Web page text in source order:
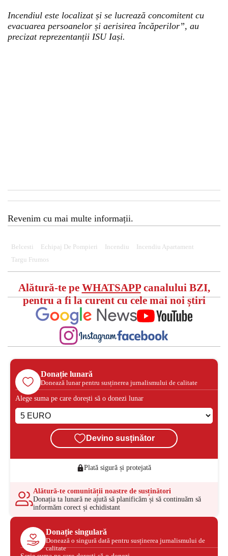
Incendiul este localizat și se lucrează concomitent cu
evacuarea persoanelor și aerisirea încăperilor”, au
precizat reprezentanții ISU Iași.
Revenim cu mai multe informații.
Belcesti Echipaj De Pompieri Incendiu
Incendiu Apartament
Targu Frumos
Alătură-te pe WHATSAPPcanalului BZI,
pentru a fi la curent cu cele mai noi știri
Donație lunară
Donează lunar pentru susținerea jurnalismului de calitate
Alege suma pe care dorești să o donezi lunar
Devino susținător
Plată sigură și protejată
Alătură-te comunității noastre de susținători
Donația ta lunară ne ajută să planificăm și să continuăm să
informăm corect și echidistant
Donație singulară
Donează o singură dată pentru susținerea jurnalismului de
calitate